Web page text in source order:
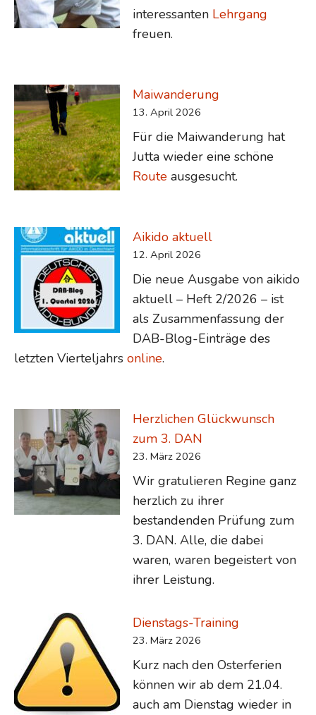
interessanten Lehrgang
freuen.
Maiwanderung
13. April 2026
Für die Maiwanderung hat
Jutta wieder eine schöne
Route ausgesucht.
Aikido aktuell
12. April 2026
Die neue Ausgabe von aikido
aktuell – Heft 2/2026 – ist
als Zusammenfassung der
DAB-Blog-Einträge des
letzten Vierteljahrs online.
Herzlichen Glückwunsch
zum 3. DAN
23. März 2026
Wir gratulieren Regine ganz
herzlich zu ihrer
bestandenden Prüfung zum
3. DAN. Alle, die dabei
waren, waren begeistert von
ihrer Leistung.
Dienstags-Training
23. März 2026
Kurz nach den Osterferien
können wir ab dem 21.04.
auch am Dienstag wieder in